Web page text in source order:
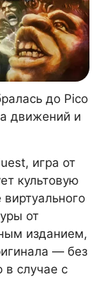
до Pico
движений и
игра от
культовую
от
изданием,
— без
в случае с